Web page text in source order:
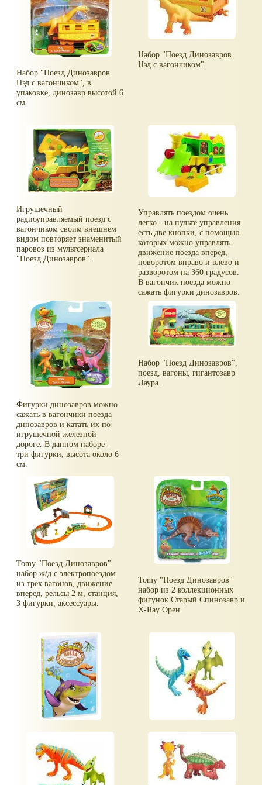
Набор "Поезд Динозавров.
Нэд с вагончиком", в
упаковке, динозавр высотой 6
см.
Набор "Поезд Динозавров.
Нэд с вагончиком".
Игрушечный
радиоуправляемый поезд с
вагончиком своим внешнем
видом повторяет знаменитый
паровоз из мультсериала
"Поезд Динозавров".
Управлять поездом очень
легко - на пульте управления
есть две кнопки, с помощью
которых можно управлять
движение поезда вперёд,
поворотом вправо и влево и
разворотом на 360 градусов.
В вагончик поезда можно
сажать фигурки динозавров.
Фигурки динозавров можно
сажать в вагончики поезда
динозавров и катать их по
игрушечной железной
дороге. В данном наборе -
три фигурки, высота около 6
см.
Набор "Поезд Динозавров",
поезд, вагоны, гигантозавр
Лаура.
Tomy "Поезд Динозавров"
набор ж/д с электропоездом
из трёх вагонов, движение
вперед, рельсы 2 м, станция,
3 фигурки, аксессуары.
Tomy "Поезд Динозавров"
набор из 2 коллекционных
фигунок Старый Спинозавр и
X-Ray Орен.